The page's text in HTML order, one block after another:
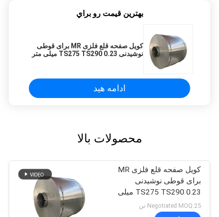
بهترين قيمت رو براي
کویل صفحه قلع فلزی MR برای قوطی
نوشیدنی TS275 TS290 0.23 میلی متر
ادامه هید
محصولات بالا
کویل صفحه قلع فلزی MR
برای قوطی نوشیدنی
TS275 TS290 0.23 میلی
متر ورق قلع SPTE TFS
Negotiated MOQ:25 تن